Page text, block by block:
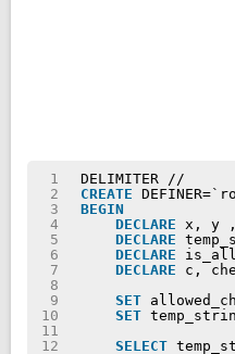
1
2
3
4
5
6
7
8
9
10
11
12
DELIMITER //
CREATE
BEGIN
DECLARE
x, y
DECLARE
DECLARE
DECLARE
c,
SET
SET
SELECT